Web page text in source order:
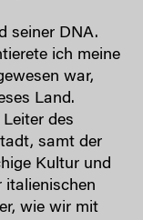
seiner DNA.
ich meine
war,
Land.
des
samt der
Kultur und
italienischen
wie wir mit